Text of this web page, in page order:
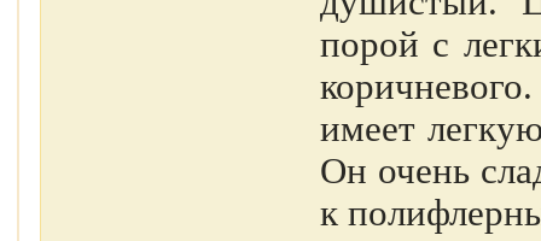
порой с
имеет
Он очень
к